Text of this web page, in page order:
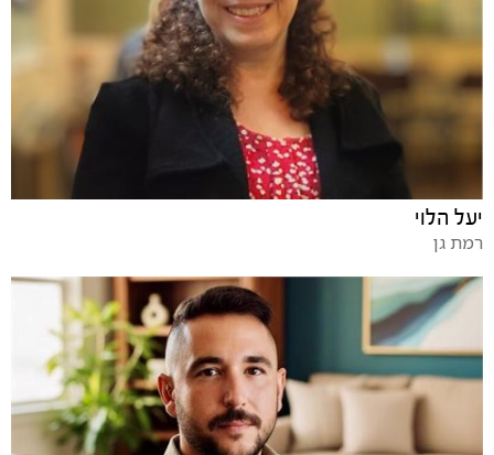
יעל הלוי
רמת גן